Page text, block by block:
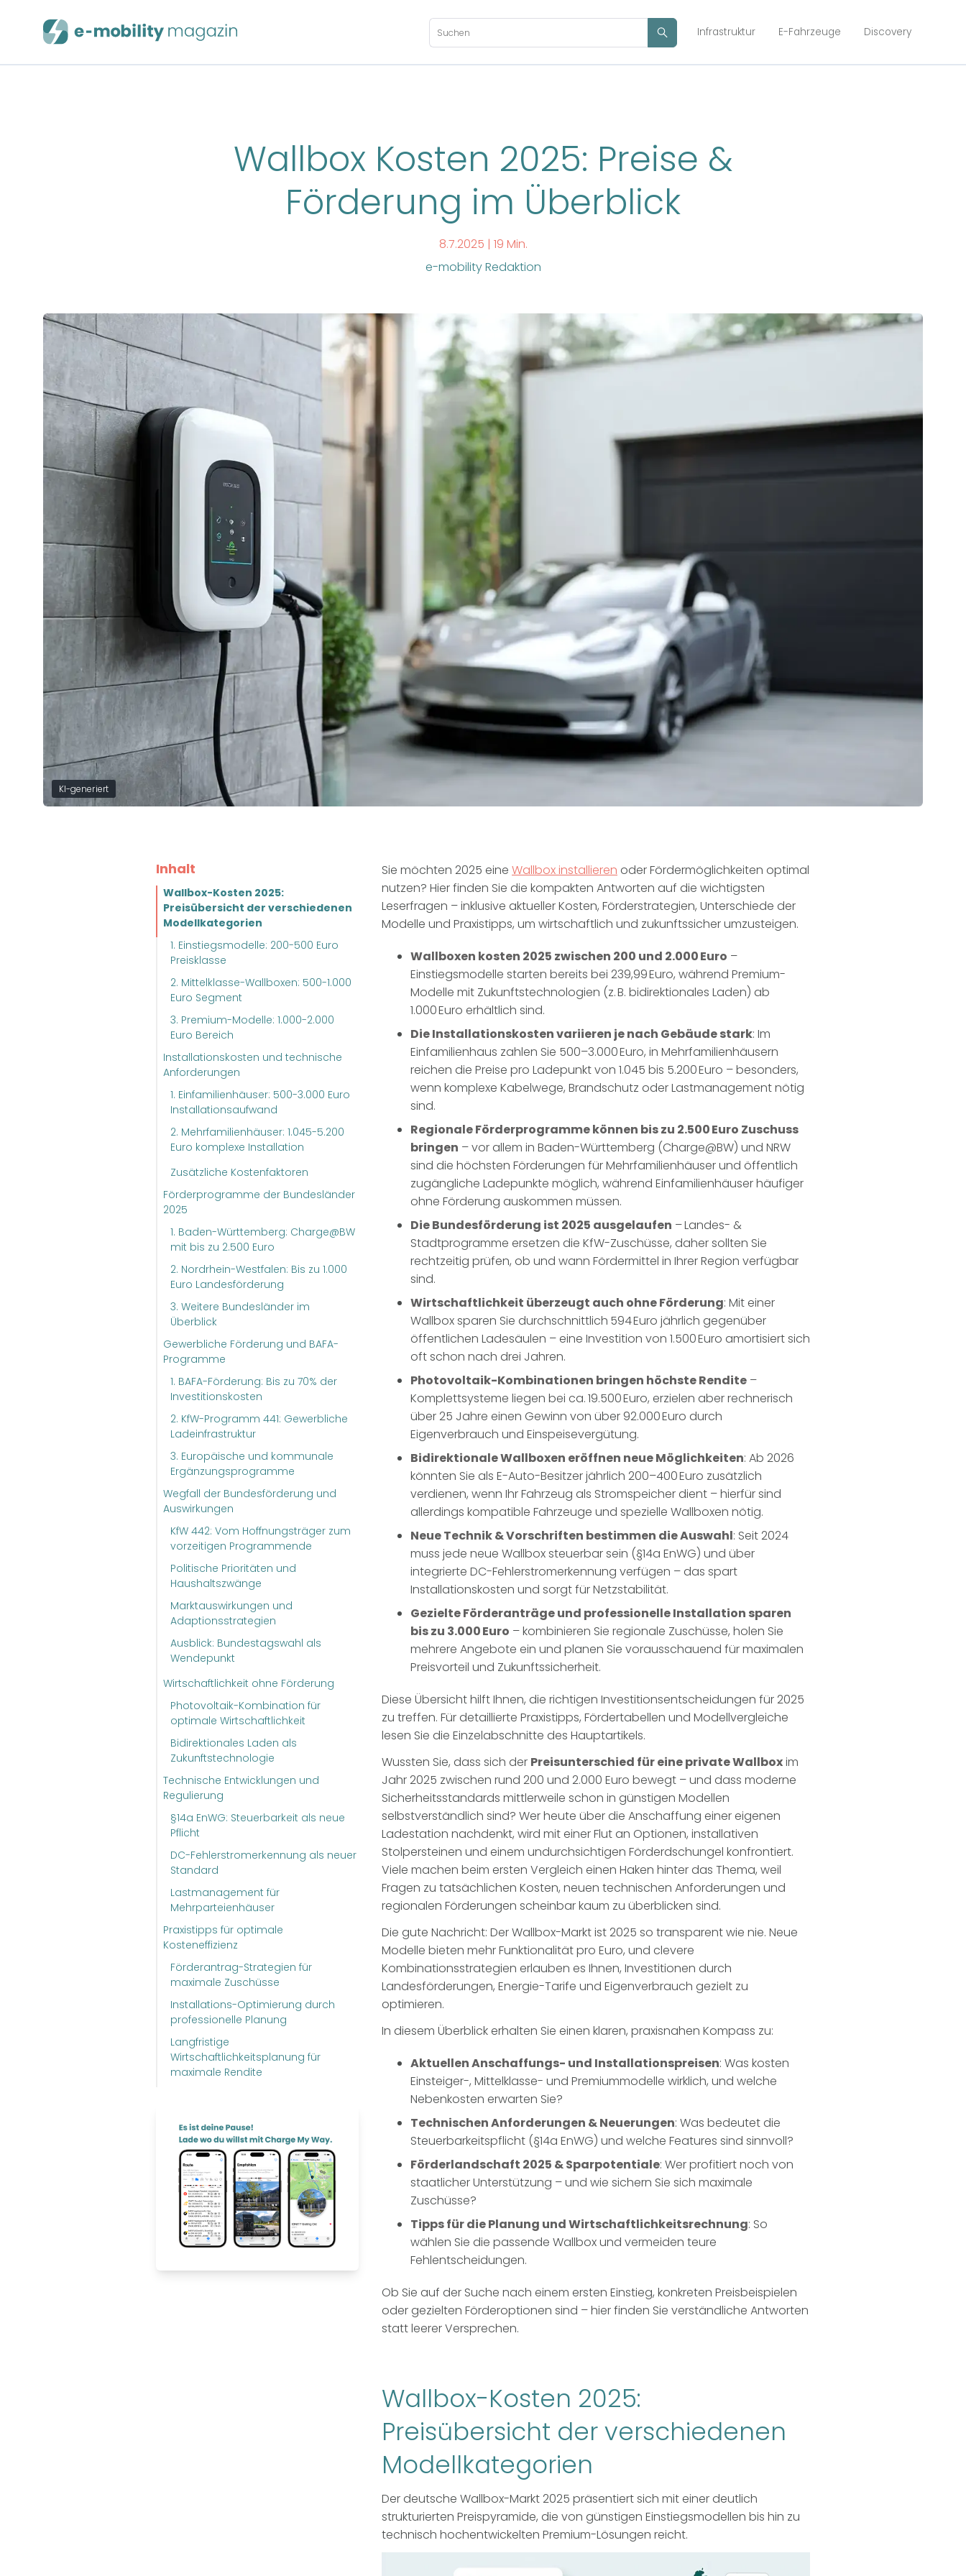
Infrastruktur E-Fahrzeuge Discovery
Wallbox Kosten 2025: Preise &
Förderung im Überblick
8.7.2025 | 19 Min.
e-mobility Redaktion
KI-generiert
Inhalt
Wallbox-Kosten 2025:
Preisübersicht der verschiedenen
Modellkategorien
1. Einstiegsmodelle: 200-500 Euro
Preisklasse
2. Mittelklasse-Wallboxen: 500-1.000
Euro Segment
3. Premium-Modelle: 1.000-2.000
Euro Bereich
Installationskosten und technische
Anforderungen
1. Einfamilienhäuser: 500-3.000 Euro
Installationsaufwand
2. Mehrfamilienhäuser: 1.045-5.200
Euro komplexe Installation
Zusätzliche Kostenfaktoren
Förderprogramme der Bundesländer
2025
1. Baden-Württemberg: Charge@BW
mit bis zu 2.500 Euro
2. Nordrhein-Westfalen: Bis zu 1.000
Euro Landesförderung
3. Weitere Bundesländer im
Überblick
Gewerbliche Förderung und BAFA-
Programme
1. BAFA-Förderung: Bis zu 70% der
Investitionskosten
2. KfW-Programm 441: Gewerbliche
Ladeinfrastruktur
3. Europäische und kommunale
Ergänzungsprogramme
Wegfall der Bundesförderung und
Auswirkungen
KfW 442: Vom Hoffnungsträger zum
vorzeitigen Programmende
Politische Prioritäten und
Haushaltszwänge
Marktauswirkungen und
Adaptionsstrategien
Ausblick: Bundestagswahl als
Wendepunkt
Wirtschaftlichkeit ohne Förderung
Photovoltaik-Kombination für
optimale Wirtschaftlichkeit
Bidirektionales Laden als
Zukunftstechnologie
Technische Entwicklungen und
Regulierung
§14a EnWG: Steuerbarkeit als neue
Pflicht
DC-Fehlerstromerkennung als neuer
Standard
Lastmanagement für
Mehrparteienhäuser
Praxistipps für optimale
Kosteneffizienz
Förderantrag-Strategien für
maximale Zuschüsse
Installations-Optimierung durch
professionelle Planung
Langfristige
Wirtschaftlichkeitsplanung für
maximale Rendite
Sie möchten 2025 eine Wallbox installieren oder Fördermöglichkeiten optimal
nutzen? Hier finden Sie die kompakten Antworten auf die wichtigsten
Leserfragen – inklusive aktueller Kosten, Förderstrategien, Unterschiede der
Modelle und Praxistipps, um wirtschaftlich und zukunftssicher umzusteigen.
Wallboxen kosten 2025 zwischen 200 und 2.000 Euro –
Einstiegsmodelle starten bereits bei 239,99 Euro, während Premium-
Modelle mit Zukunftstechnologien (z. B. bidirektionales Laden) ab
1.000 Euro erhältlich sind.
Die Installationskosten variieren je nach Gebäude stark: Im
Einfamilienhaus zahlen Sie 500–3.000 Euro, in Mehrfamilienhäusern
reichen die Preise pro Ladepunkt von 1.045 bis 5.200 Euro – besonders,
wenn komplexe Kabelwege, Brandschutz oder Lastmanagement nötig
sind.
Regionale Förderprogramme können bis zu 2.500 Euro Zuschuss
bringen – vor allem in Baden-Württemberg (Charge@BW) und NRW
sind die höchsten Förderungen für Mehrfamilienhäuser und öffentlich
zugängliche Ladepunkte möglich, während Einfamilienhäuser häufiger
ohne Förderung auskommen müssen.
Die Bundesförderung ist 2025 ausgelaufen –Landes- &
Stadtprogramme ersetzen die KfW-Zuschüsse, daher sollten Sie
rechtzeitig prüfen, ob und wann Fördermittel in Ihrer Region verfügbar
sind.
Wirtschaftlichkeit überzeugt auch ohne Förderung: Mit einer
Wallbox sparen Sie durchschnittlich 594 Euro jährlich gegenüber
öffentlichen Ladesäulen – eine Investition von 1.500 Euro amortisiert sich
oft schon nach drei Jahren.
Photovoltaik-Kombinationen bringen höchste Rendite –
Komplettsysteme liegen bei ca.19.500 Euro, erzielen aber rechnerisch
über 25 Jahre einen Gewinn von über 92.000 Euro durch
Eigenverbrauch und Einspeisevergütung.
Bidirektionale Wallboxen eröffnen neue Möglichkeiten: Ab 2026
könnten Sie als E-Auto-Besitzer jährlich 200–400 Euro zusätzlich
verdienen, wenn Ihr Fahrzeug als Stromspeicher dient – hierfür sind
allerdings kompatible Fahrzeuge und spezielle Wallboxen nötig.
Neue Technik & Vorschriften bestimmen die Auswahl: Seit 2024
muss jede neue Wallbox steuerbar sein (§14a EnWG) und über
integrierte DC-Fehlerstromerkennung verfügen – das spart
Installationskosten und sorgt für Netzstabilität.
Gezielte Förderanträge und professionelle Installation sparen
bis zu 3.000 Euro – kombinieren Sie regionale Zuschüsse, holen Sie
mehrere Angebote ein und planen Sie vorausschauend für maximalen
Preisvorteil und Zukunftssicherheit.
Diese Übersicht hilft Ihnen, die richtigen Investitionsentscheidungen für 2025
zu treffen. Für detaillierte Praxistipps, Fördertabellen und Modellvergleiche
lesen Sie die Einzelabschnitte des Hauptartikels.
Wussten Sie, dass sich der Preisunterschied für eine private Wallboxim
Jahr 2025 zwischen rund 200 und 2.000 Euro bewegt – und dass moderne
Sicherheitsstandards mittlerweile schon in günstigen Modellen
selbstverständlich sind? Wer heute über die Anschaffung einer eigenen
Ladestation nachdenkt, wird mit einer Flut an Optionen, installativen
Stolpersteinen und einem undurchsichtigen Förderdschungel konfrontiert.
Viele machen beim ersten Vergleich einen Haken hinter das Thema, weil
Fragen zu tatsächlichen Kosten, neuen technischen Anforderungen und
regionalen Förderungen scheinbar kaum zu überblicken sind.
Die gute Nachricht: Der Wallbox-Markt ist 2025 so transparent wie nie. Neue
Modelle bieten mehr Funktionalität pro Euro, und clevere
Kombinationsstrategien erlauben es Ihnen, Investitionen durch
Landesförderungen, Energie-Tarife und Eigenverbrauch gezielt zu
optimieren.
In diesem Überblick erhalten Sie einen klaren, praxisnahen Kompass zu:
Aktuellen Anschaffungs- und Installationspreisen: Was kosten
Einsteiger-, Mittelklasse- und Premiummodelle wirklich, und welche
Nebenkosten erwarten Sie?
Technischen Anforderungen & Neuerungen: Was bedeutet die
Steuerbarkeitspflicht (§14a EnWG) und welche Features sind sinnvoll?
Förderlandschaft 2025 & Sparpotentiale: Wer profitiert noch von
staatlicher Unterstützung – und wie sichern Sie sich maximale
Zuschüsse?
Tipps für die Planung und Wirtschaftlichkeitsrechnung: So
wählen Sie die passende Wallbox und vermeiden teure
Fehlentscheidungen.
Ob Sie auf der Suche nach einem ersten Einstieg, konkreten Preisbeispielen
oder gezielten Förderoptionen sind – hier finden Sie verständliche Antworten
statt leerer Versprechen.
Wallbox-Kosten 2025:
Preisübersicht der verschiedenen
Modellkategorien
Der deutsche Wallbox-Markt 2025 präsentiert sich mit einer deutlich
strukturierten Preispyramide, die von günstigen Einstiegsmodellen bis hin zu
technisch hochentwickelten Premium-Lösungen reicht.